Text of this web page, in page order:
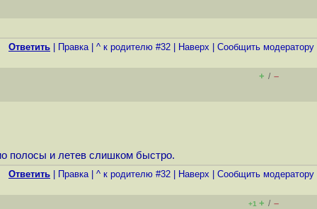
Ответить Правка| ^ к родителю #32 Наверх Cообщить модератору
+ / –
полосы и летев слишком быстро.
Ответить Правка| ^ к родителю #32 Наверх Cообщить модератору
+1 + / –